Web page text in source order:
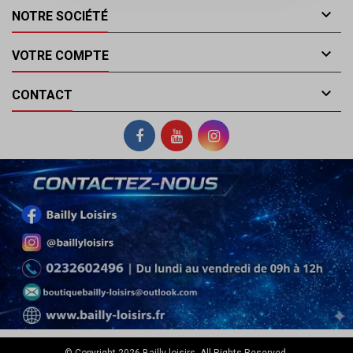
NOTRE SOCIÉTÉ 
VOTRE COMPTE 
CONTACT 